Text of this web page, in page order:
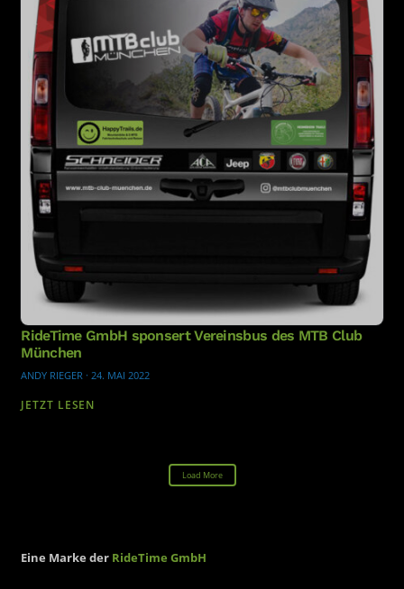
RideTime GmbH sponsert Vereinsbus des MTB Club
München
ANDY RIEGER · 24. MAI 2022
JETZT LESEN
Load More
Eine Marke der RideTime GmbH